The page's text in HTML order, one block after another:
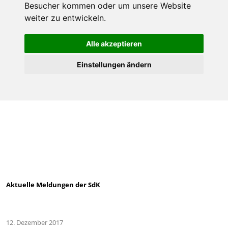
Besucher kommen oder um unsere Website
weiter zu entwickeln.
Alle akzeptieren
Einstellungen ändern
Aktuelle Meldungen der SdK
12. Dezember 2017